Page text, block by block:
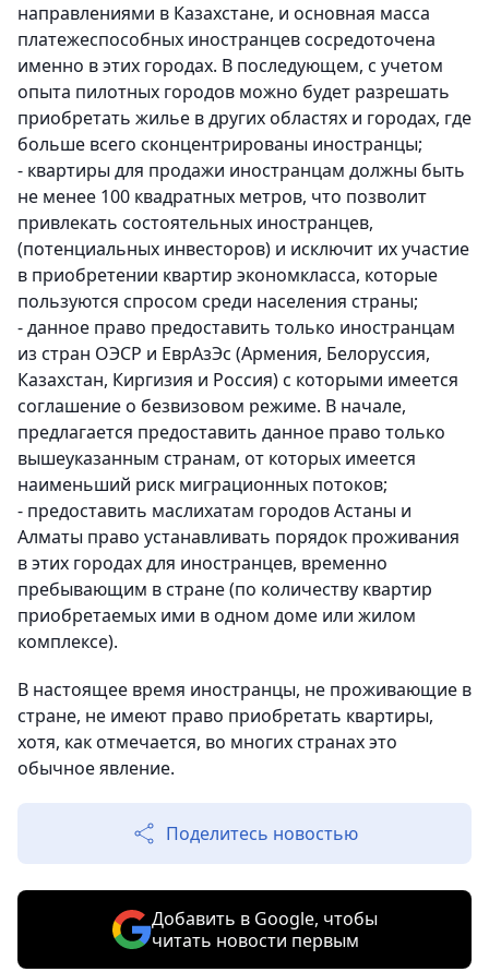
направлениями в Казахстане, и основная масса
платежеспособных иностранцев сосредоточена
именно в этих городах. В последующем, с учетом
опыта пилотных городов можно будет разрешать
приобретать жилье в других областях и городах, где
больше всего сконцентрированы иностранцы;
- квартиры для продажи иностранцам должны быть
не менее 100 квадратных метров, что позволит
привлекать состоятельных иностранцев,
(потенциальных инвесторов) и исключит их участие
в приобретении квартир экономкласса, которые
пользуются спросом среди населения страны;
- данное право предоставить только иностранцам
из стран ОЭСР и ЕврАзЭс (Армения, Белоруссия,
Казахстан, Киргизия и Россия) с которыми имеется
соглашение о безвизовом режиме. В начале,
предлагается предоставить данное право только
вышеуказанным странам, от которых имеется
наименьший риск миграционных потоков;
- предоставить маслихатам городов Астаны и
Алматы право устанавливать порядок проживания
в этих городах для иностранцев, временно
пребывающим в стране (по количеству квартир
приобретаемых ими в одном доме или жилом
комплексе).
В настоящее время иностранцы, не проживающие в
стране, не имеют право приобретать квартиры,
хотя, как отмечается, во многих странах это
обычное явление.
Поделитесь новостью
Добавить в Google, чтобы
читать новости первым